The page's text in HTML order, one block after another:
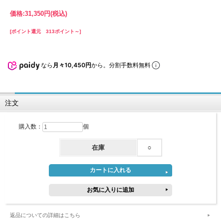
価格:31,350円(税込)
[ポイント還元 313ポイント～]
なら 月々10,450円から。分割手数料無料
注文
購入数： 個
在庫 ○
返品についての詳細はこちら